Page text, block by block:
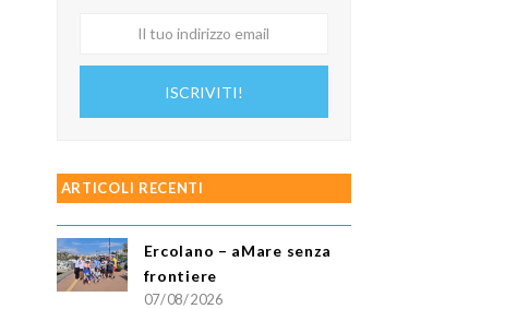
ISCRIVITI!
ARTICOLI RECENTI
Ercolano – aMare senza
frontiere
07/08/2026